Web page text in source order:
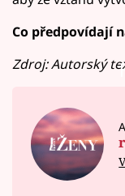
Co předpovídají
Zdroj: Autorský